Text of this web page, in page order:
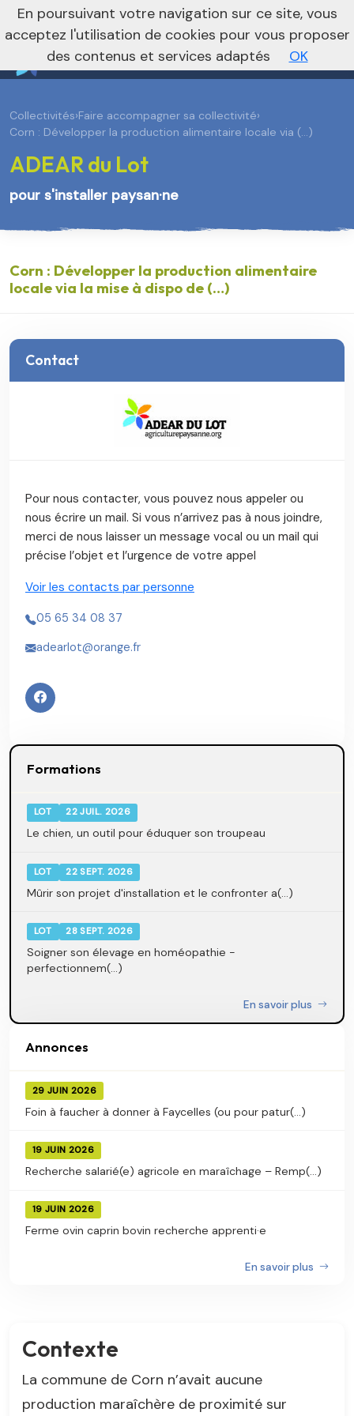
Vers le site national
Collectivités›Faire accompagner sa collectivité›
Corn : Développer la production alimentaire locale via (…)
ADEAR du Lot
pour s'installer paysan·ne
Corn : Développer la production alimentaire
locale via la mise à dispo de (…)
Contact
Pour nous contacter, vous pouvez nous appeler ou
nous écrire un mail. Si vous n’arrivez pas à nous joindre,
merci de nous laisser un message vocal ou un mail qui
précise l’objet et l’urgence de votre appel
Voir les contacts par personne
05 65 34 08 37
adearlot@orange.fr
Formations
LOT 22 JUIL. 2026
Le chien, un outil pour éduquer son troupeau
LOT 22 SEPT. 2026
Mûrir son projet d'installation et le confronter a(...)
LOT 28 SEPT. 2026
Soigner son élevage en homéopathie -
perfectionnem(...)
En savoir plus
Annonces
29 JUIN 2026
Foin à faucher à donner à Faycelles (ou pour patur(...)
19 JUIN 2026
Recherche salarié(e) agricole en maraîchage – Remp(...)
19 JUIN 2026
Ferme ovin caprin bovin recherche apprenti·e
En savoir plus
Contexte
La commune de Corn n’avait aucune
production maraîchère de proximité sur
En poursuivant votre navigation sur ce site, vous
acceptez l'utilisation de cookies pour vous proposer
des contenus et services adaptés
OK